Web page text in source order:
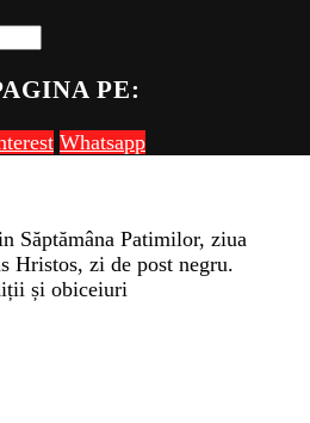
PE:
Whatsapp
Săptămâna Patimilor, ziua
Hristos, zi de post negru.
și obiceiuri